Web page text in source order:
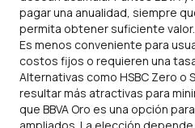
pagar una anualidad, siempre
permita obtener suficiente valor.
Es menos conveniente para
costos fijos o requieren una
Alternativas como HSBC Zero o
resultar más atractivas para
que BBVA Oro es una opción